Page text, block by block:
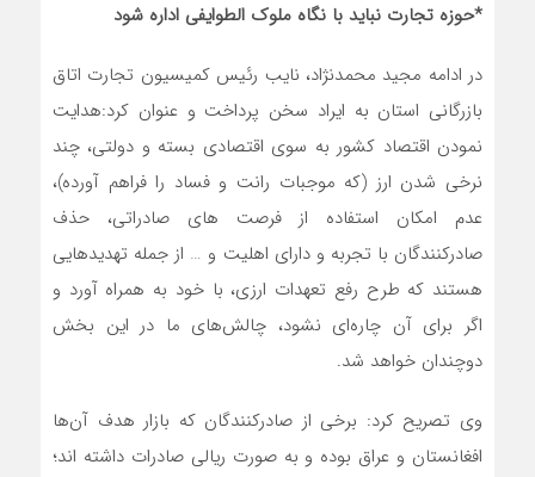
*حوزه تجارت نباید با نگاه ملوک الطوایفی اداره شود
در ادامه مجید محمدنژاد، نایب رئیس کمیسیون تجارت اتاق
بازرگانی استان به ایراد سخن پرداخت و عنوان کرد:هدایت
نمودن اقتصاد کشور به سوی اقتصادی بسته و دولتی، چند
نرخی شدن ارز (که موجبات رانت و فساد را فراهم آورده)،
عدم امکان استفاده از فرصت های صادراتی، حذف
صادرکنندگان با تجربه و دارای اهلیت و … از جمله تهدیدهایی
هستند که طرح رفع تعهدات ارزی، با خود به همراه آورد و
اگر برای آن چاره‌ای نشود، چالش‌های ما در این بخش
دوچندان خواهد شد.
وی تصریح کرد: برخی از صادرکنندگان که بازار هدف آن‌ها
افغانستان و عراق بوده و به صورت ریالی صادرات داشته اند؛